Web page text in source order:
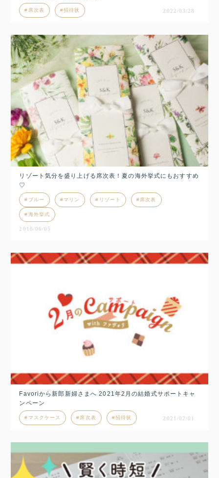
席次表 招待状 2022/03/28
リゾート気分を盛り上げる席次表！夏の海外挙式にもおすすめ
♡
ブルー マリン リゾート 席次表
海外挙式
2018/06/05
Favoriから新郎新婦さまへ 2021年2月の結婚式サポートキャ
ンペーン
マスクケース 席次表 招待状 2021/02/01